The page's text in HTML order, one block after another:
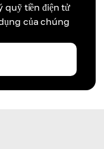
quỹ tiền điện tử
của chúng